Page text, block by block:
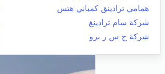
همامي ترادينق كمباني هتس
شركة سام ترادينغ
شركة ج س ر برو